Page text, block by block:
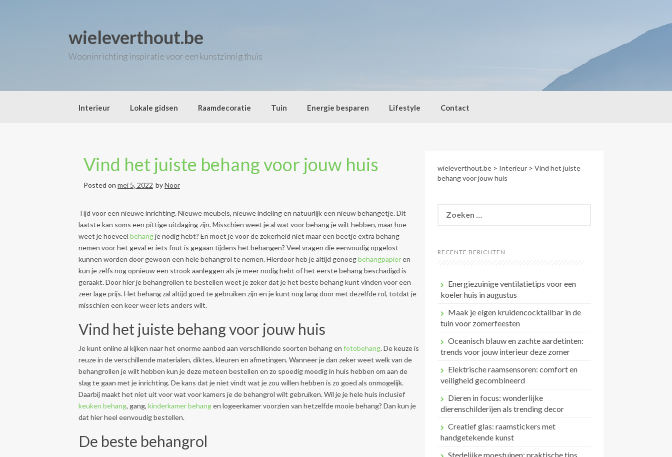
wieleverthout.be
Wooninrichting inspiratie voor een kunstzinnig thuis
Interieur Lokale gidsen Raamdecoratie Tuin Energie besparen Lifestyle Contact
Vind het juiste behang voor jouw huis
Posted on mei 5, 2022 byNoor
Tijd voor een nieuwe inrichting. Nieuwe meubels, nieuwe indeling en natuurlijk een nieuw behangetje. Dit
laatste kan soms een pittige uitdaging zijn. Misschien weet je al wat voor behang je wilt hebben, maar hoe
weet je hoeveel behangje nodig hebt? En moet je voor de zekerheid niet maar een beetje extra behang
nemen voor het geval er iets fout is gegaan tijdens het behangen? Veel vragen die eenvoudig opgelost
kunnen worden door gewoon een hele behangrol te nemen. Hierdoor heb je altijd genoegbehangpapieren
kun je zelfs nog opnieuw een strook aanleggen als je meer nodig hebt of het eerste behang beschadigd is
geraakt. Door hier je behangrollen te bestellen weet je zeker dat je het beste behang kunt vinden voor een
zeer lage prijs. Het behang zal altijd goed te gebruiken zijn en je kunt nog lang door met dezelfde rol, totdat je
misschien een keer weer iets anders wilt.
Vind het juiste behang voor jouw huis
Je kunt online al kijken naar het enorme aanbod aan verschillende soorten behang en fotobehang. De keuze is
reuze in de verschillende materialen, diktes, kleuren en afmetingen. Wanneer je dan zeker weet welk van de
behangrollen je wilt hebben kun je deze meteen bestellen en zo spoedig moedig in huis hebben om aan de
slag te gaan met je inrichting. De kans dat je niet vindt wat je zou willen hebben is zo goed als onmogelijk.
Daarbij maakt het niet uit voor wat voor kamers je de behangrol wilt gebruiken. Wil je je hele huis inclusief
keuken behang, gang, kinderkamer behangen logeerkamer voorzien van hetzelfde mooie behang? Dan kun je
dat hier heel eenvoudig bestellen.
De beste behangrol
wieleverthout.be > Interieur >Vind het juiste
behang voor jouw huis
naar:
RECENTE BERICHTEN
Energiezuinige ventilatietips voor een
koeler huis in augustus
Maak je eigen kruidencocktailbar in de
tuin voor zomerfeesten
Oceanisch blauw en zachte aardetinten:
trends voor jouw interieur deze zomer
Elektrische raamsensoren: comfort en
veiligheid gecombineerd
Dieren in focus: wonderlijke
dierenschilderijen als trending decor
Creatief glas: raamstickers met
handgetekende kunst
Stedelijke moestuinen: praktische tips